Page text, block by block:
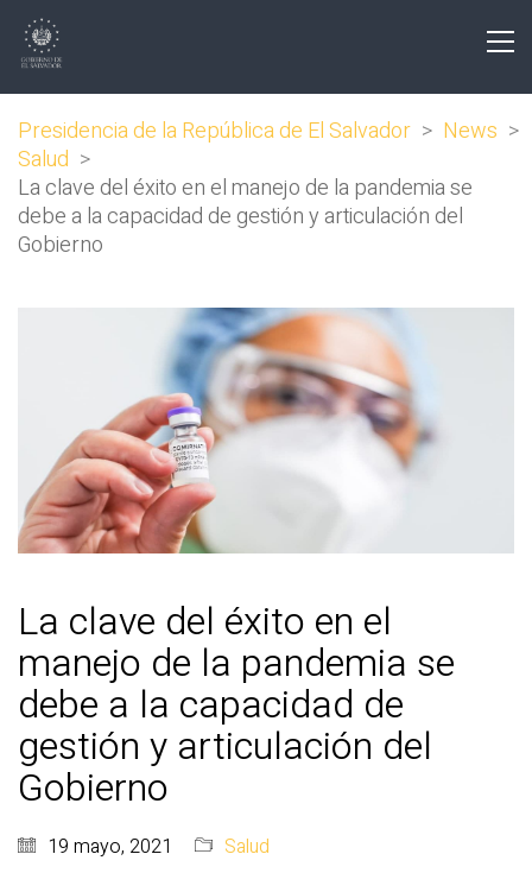
Presidencia de la República de El Salvador > News >
Salud >
La clave del éxito en el manejo de la pandemia se
debe a la capacidad de gestión y articulación del
Gobierno
La clave del éxito en el
manejo de la pandemia se
debe a la capacidad de
gestión y articulación del
Gobierno
19 mayo, 2021 Salud